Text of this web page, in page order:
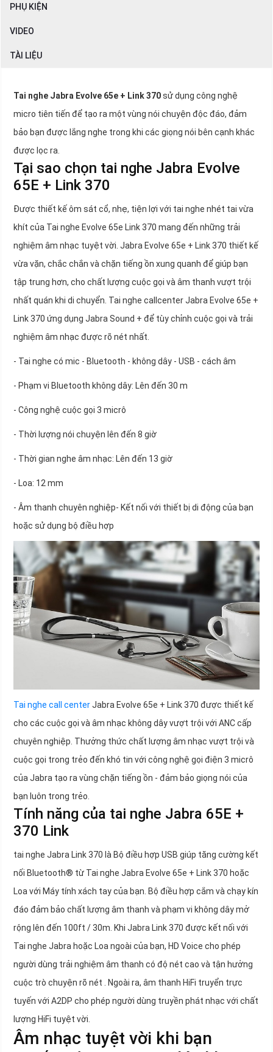
PHỤ KIỆN
VIDEO
TÀI LIỆU
Tai nghe Jabra Evolve 65e + Link 370sử dụng công nghệ
micro tiên tiến để tạo ra một vùng nói chuyện độc đáo, đảm
bảo bạn được lắng nghe trong khi các giọng nói bên cạnh khác
được lọc ra.
Tại sao chọn tai nghe Jabra Evolve
65E + Link 370
Được thiết kế ôm sát cổ, nhẹ, tiện lợi với tai nghe nhét tai vừa
khít của Tai nghe Evolve 65e Link 370 mang đến những trải
nghiệm âm nhạc tuyệt vời. Jabra Evolve 65e + Link 370 thiết kế
vừa vặn, chắc chắn và chặn tiếng ồn xung quanh để giúp bạn
tập trung hơn, cho chất lượng cuộc gọi và âm thanh vượt trội
nhất quán khi di chuyển. Tai nghe callcenter Jabra Evolve 65e +
Link 370 ứng dụng Jabra Sound + để tùy chỉnh cuộc gọi và trải
nghiệm âm nhạc được rõ nét nhất.
- Tai nghe có mic - Bluetooth - không dây - USB - cách âm
- Phạm vi Bluetooth không dây: Lên đến 30 m
- Công nghệ cuộc gọi 3 micrô
- Thời lượng nói chuyện lên đến 8 giờ
- Thời gian nghe âm nhạc: Lên đến 13 giờ
- Loa: 12 mm
- Âm thanh chuyên nghiệp- Kết nối với thiết bị di động của bạn
hoặc sử dụng bộ điều hợp
Tai nghe call centerJabra Evolve 65e + Link 370 được thiết kế
cho các cuộc gọi và âm nhạc không dây vượt trội với ANC cấp
chuyên nghiệp. Thưởng thức chất lượng âm nhạc vượt trội và
cuộc gọi trong trẻo đến khó tin với công nghệ gọi điện 3 micrô
của Jabra tạo ra vùng chặn tiếng ồn - đảm bảo giọng nói của
bạn luôn trong trẻo.
Tính năng của tai nghe Jabra 65E +
370 Link
tai nghe Jabra Link 370 là Bộ điều hợp USB giúp tăng cường kết
nối Bluetooth® từ Tai nghe Jabra Evolve 65e + Link 370 hoặc
Loa với Máy tính xách tay của bạn. Bộ điều hợp cắm và chạy kín
đáo đảm bảo chất lượng âm thanh và phạm vi không dây mở
rộng lên đến 100ft / 30m. Khi Jabra Link 370 được kết nối với
Tai nghe Jabra hoặc Loa ngoài của bạn, HD Voice cho phép
người dùng trải nghiệm âm thanh có độ nét cao và tận hưởng
cuộc trò chuyện rõ nét . Ngoài ra, âm thanh HiFi truyển trực
tuyến với A2DP cho phép người dùng truyền phát nhạc với chất
lượng HiFi tuyệt vời.
Âm nhạc tuyệt vời khi bạn